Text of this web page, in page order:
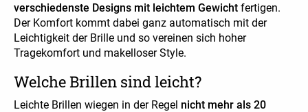
verschiedenste Designs mit leichtem Gewicht fertigen.
Der Komfort kommt dabei ganz automatisch mit der
Leichtigkeit der Brille und so vereinen sich hoher
Tragekomfort und makelloser Style.
Welche Brillen sind leicht?
Leichte Brillen wiegen in der Regel nicht mehr als 20